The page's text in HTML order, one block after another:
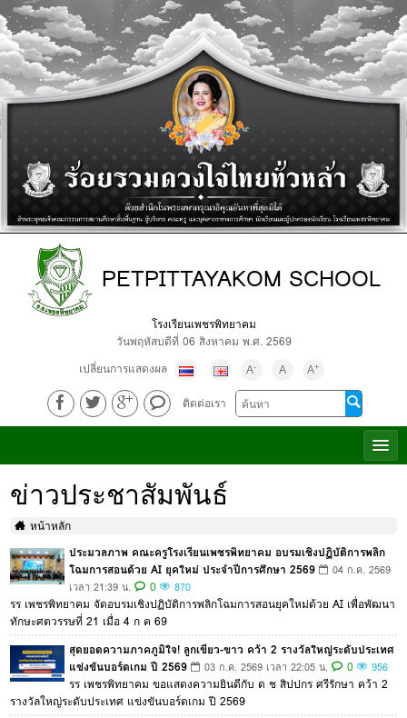
PETPITTAYAKOM SCHOOL
โรงเรียนเพชรพิทยาคม
วันพฤหัสบดีที่ 06 สิงหาคม พ.ศ. 2569
เปลี่ยนการแสดงผล
A- A A+
ติดต่อเรา
ข่าวประชาสัมพันธ์
หน้าหลัก
ประมวลภาพ คณะครูโรงเรียนเพชรพิทยาคม อบรมเชิงปฏิบัติการพลิก
โฉมการสอนด้วย AI ยุคใหม่ ประจำปีการศึกษา 2569
04 ก.ค. 2569
เวลา 21:39 น.
0 870
รร เพชรพิทยาคม จัดอบรมเชิงปฏิบัติการพลิกโฉมการสอนยุคใหม่ด้วย AI เพื่อพัฒนา
ทักษะศตวรรษที่ 21 เมื่อ 4 ก ค 69
สุดยอดความภาคภูมิใจ! ลูกเขียว-ขาว คว้า 2 รางวัลใหญ่ระดับประเทศ
แข่งขันบอร์ดเกม ปี 2569
03 ก.ค. 2569 เวลา 22:05 น. 0 956
รร เพชรพิทยาคม ขอแสดงความยินดีกับ ด ช สิปปกร ศรีรักษา คว้า 2
รางวัลใหญ่ระดับประเทศ แข่งขันบอร์ดเกม ปี 2569